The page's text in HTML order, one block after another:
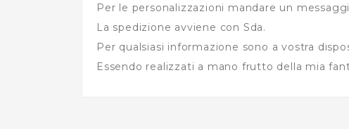
Per le personalizzazioni mandare un
La spedizione avviene con Sda.
Per qualsiasi informazione sono a vostra
Essendo realizzati a mano frutto della mia